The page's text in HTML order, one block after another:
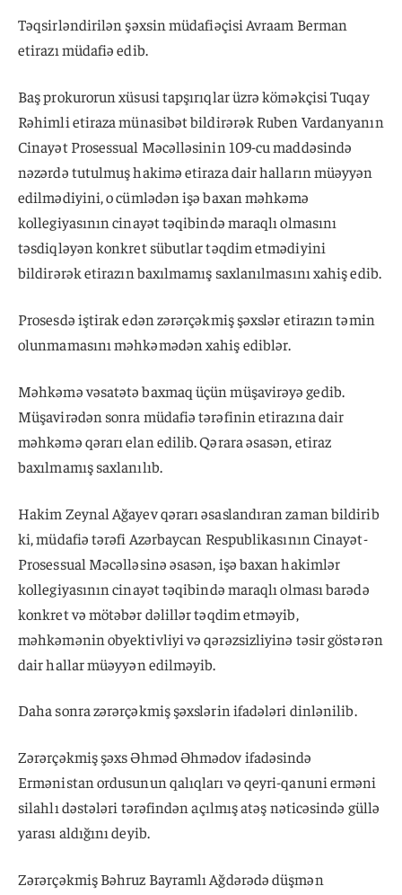
Təqsirləndirilən şəxsin müdafiəçisi Avraam Berman
etirazı müdafiə edib.
Baş prokurorun xüsusi tapşırıqlar üzrə köməkçisi Tuqay
Rəhimli etiraza münasibət bildirərək Ruben Vardanyanın
Cinayət Prosessual Məcəlləsinin 109-cu maddəsində
nəzərdə tutulmuş hakimə etiraza dair halların müəyyən
edilmədiyini, o cümlədən işə baxan məhkəmə
kollegiyasının cinayət təqibində maraqlı olmasını
təsdiqləyən konkret sübutlar təqdim etmədiyini
bildirərək etirazın baxılmamış saxlanılmasını xahiş edib.
Prosesdə iştirak edən zərərçəkmiş şəxslər etirazın təmin
olunmamasını məhkəmədən xahiş ediblər.
Məhkəmə vəsatətə baxmaq üçün müşavirəyə gedib.
Müşavirədən sonra müdafiə tərəfinin etirazına dair
məhkəmə qərarı elan edilib. Qərara əsasən, etiraz
baxılmamış saxlanılıb.
Hakim Zeynal Ağayev qərarı əsaslandıran zaman bildirib
ki, müdafiə tərəfi Azərbaycan Respublikasının Cinayət-
Prosessual Məcəlləsinə əsasən, işə baxan hakimlər
kollegiyasının cinayət təqibində maraqlı olması barədə
konkret və mötəbər dəlillər təqdim etməyib,
məhkəmənin obyektivliyi və qərəzsizliyinə təsir göstərən
dair hallar müəyyən edilməyib.
Daha sonra zərərçəkmiş şəxslərin ifadələri dinlənilib.
Zərərçəkmiş şəxs Əhməd Əhmədov ifadəsində
Ermənistan ordusunun qalıqları və qeyri-qanuni erməni
silahlı dəstələri tərəfindən açılmış atəş nəticəsində güllə
yarası aldığını deyib.
Zərərçəkmiş Bəhruz Bayramlı Ağdərədə düşmən